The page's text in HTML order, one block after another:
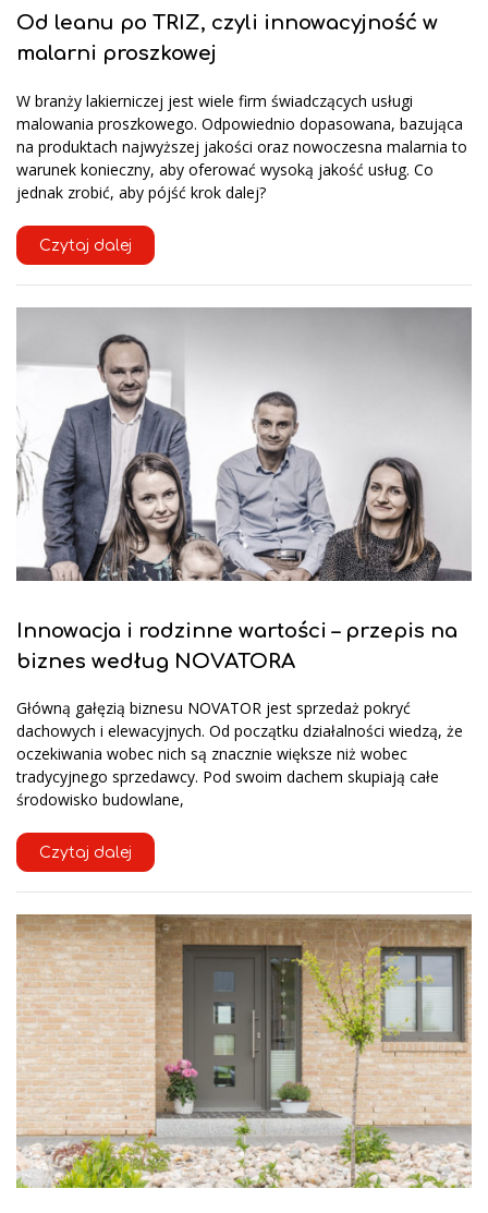
Od leanu po TRIZ, czyli innowacyjność w
malarni proszkowej
W branży lakierniczej jest wiele firm świadczących usługi
malowania proszkowego. Odpowiednio dopasowana, bazująca
na produktach najwyższej jakości oraz nowoczesna malarnia to
warunek konieczny, aby oferować wysoką jakość usług. Co
jednak zrobić, aby pójść krok dalej?
Czytaj dalej
Innowacja i rodzinne wartości – przepis na
biznes według NOVATORA
Główną gałęzią biznesu NOVATOR jest sprzedaż pokryć
dachowych i elewacyjnych. Od początku działalności wiedzą, że
oczekiwania wobec nich są znacznie większe niż wobec
tradycyjnego sprzedawcy. Pod swoim dachem skupiają całe
środowisko budowlane,
Czytaj dalej